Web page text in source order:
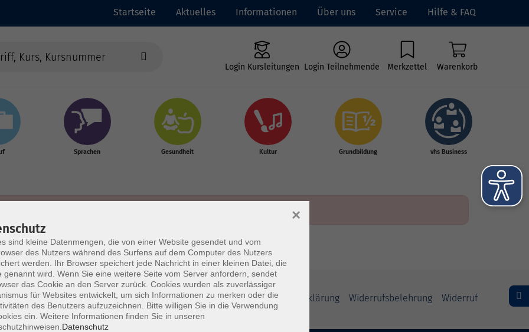
Startseite Aktuelles Informationen Über uns Service Hilfe & FAQ
Login Kursleitungen Login Teilnehmende Merkzettel Warenkorb
Sprachen Gesundheit Kultur Grundbildung vhs Business
Impressum AGBs Datenschutzerklärung Barrierefreiheitserklärung Widerrufsbelehrung Widerruf
sind kleine Datenmengen, die von einer Website gesendet und vom
des Nutzers während des Surfens auf dem Computer des Nutzers
werden. Ihr Browser speichert jede Nachricht in einer kleinen Datei, die
genannt wird. Wenn Sie eine weitere Seite vom Server anfordern, sendet
das Cookie an den Server zurück. Cookies wurden als zuverlässiger
für Websites entwickelt, um sich Informationen zu merken oder die
des Benutzers aufzuzeichnen. Bitte willigen Sie in die Verwendung
ein. Weitere Informationen finden Sie in unseren
Datenschutz
×